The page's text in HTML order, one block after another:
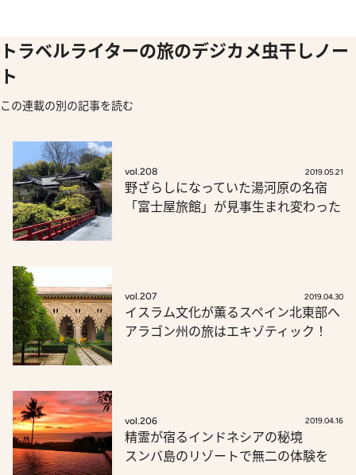
トラベルライターの旅のデジカメ虫干しノー
ト
この連載の別の記事を読む
vol.208 2019.05.21
野ざらしになっていた湯河原の名宿
「富士屋旅館」が見事生まれ変わった
vol.207 2019.04.30
イスラム文化が薫るスペイン北東部へ
アラゴン州の旅はエキゾティック！
vol.206 2019.04.16
精霊が宿るインドネシアの秘境
スンバ島のリゾートで無二の体験を